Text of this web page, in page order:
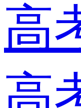
高
高